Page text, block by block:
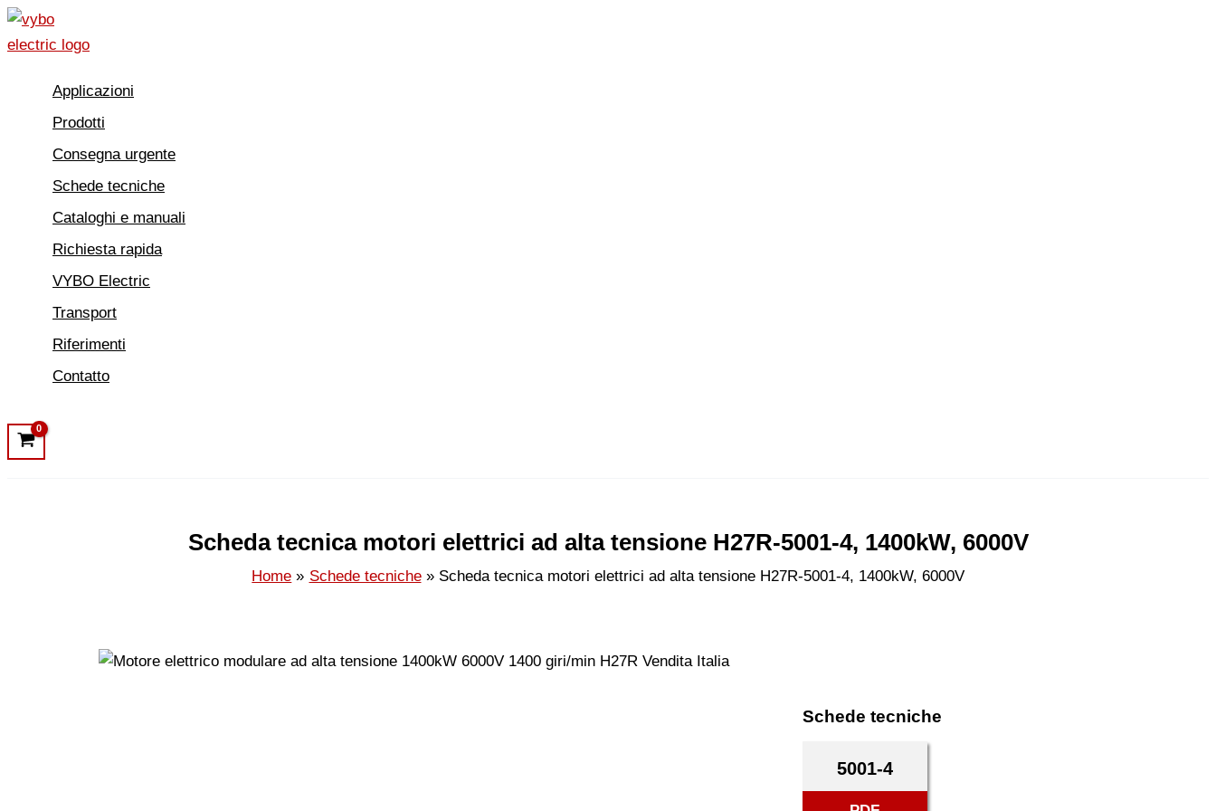
Vai
al
Applicazioni
Prodotti
Consegna urgente
Schede tecniche
Cataloghi e manuali
Richiesta rapida
VYBO Electric
Transport
Riferimenti
Contatto
Scheda tecnica motori elettrici ad alta tensione H27R-5001-4, 1400kW, 6000V
Home Schede tecniche Scheda tecnica motori elettrici ad alta tensione H27R-5001-4, 1400kW, 6000V
Schede tecniche
5001-4